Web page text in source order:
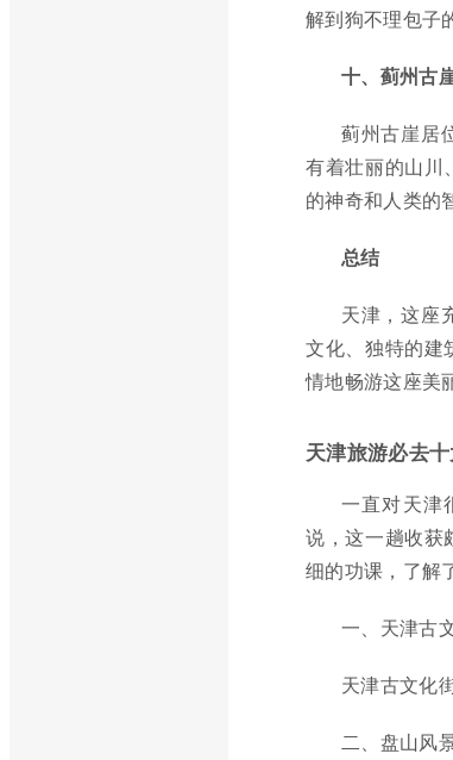
解到狗不理包子
十、蓟州古
蓟州古崖居
有着壮丽的山川
的神奇和人类的
总结
天津，这座
文化、独特的建
情地畅游这座美
天津旅游必去
一直对天津
说，这一趟收获
细的功课，了解
一、天津古
天津古文化
二、盘山风